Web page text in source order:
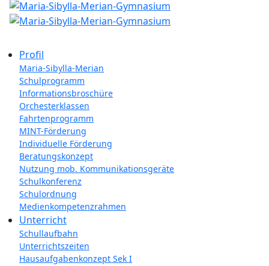
Profil
Maria-Sibylla-Merian
Schulprogramm
Informationsbroschüre
Orchesterklassen
Fahrtenprogramm
MINT-Förderung
Individuelle Förderung
Beratungskonzept
Nutzung mob. Kommunikationsgeräte
Schulkonferenz
Schulordnung
Medienkompetenzrahmen
Unterricht
Schullaufbahn
Unterrichtszeiten
Hausaufgabenkonzept Sek I